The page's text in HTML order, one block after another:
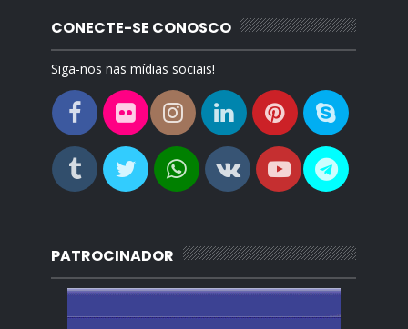
CONECTE-SE CONOSCO
Siga-nos nas mídias sociais!
PATROCINADOR